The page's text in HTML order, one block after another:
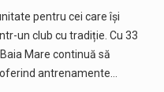
pentru cei care își
un club cu tradiție. Cu 33
Mare continuă să
antrenamente…